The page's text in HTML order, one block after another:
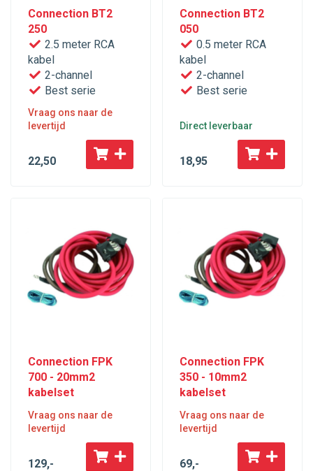
Connection BT2
250
2.5 meter RCA
kabel
2-channel
Best serie
Vraag ons naar de
levertijd
22,50
Connection BT2
050
0.5 meter RCA
kabel
2-channel
Best serie
Direct leverbaar
18,95
Connection FPK
700 - 20mm2
kabelset
Vraag ons naar de
levertijd
129,-
Connection FPK
350 - 10mm2
kabelset
Vraag ons naar de
levertijd
69,-